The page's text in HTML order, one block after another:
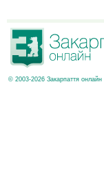
© 2003-2026 Закарпаття онлайн